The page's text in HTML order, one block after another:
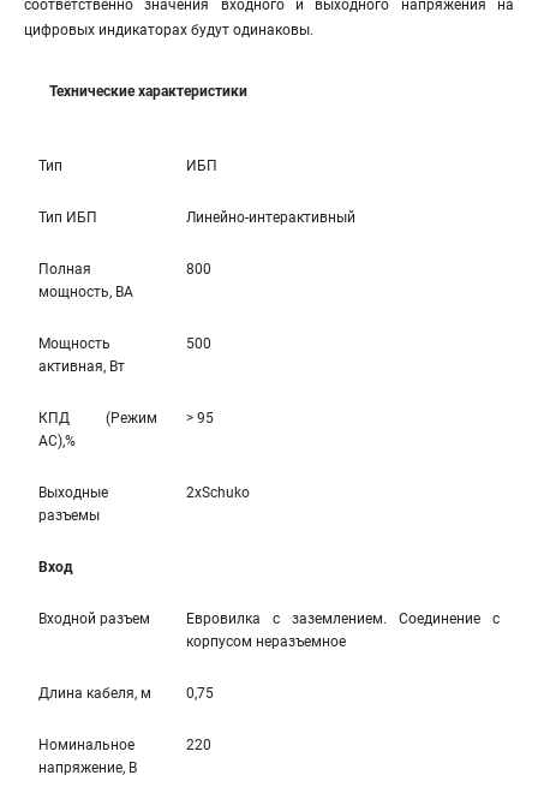
соответственно значения входного и выходного напряжения на
цифровых индикаторах будут одинаковы.
Технические характеристики
Тип ИБП
Тип ИБП Линейно-интерaктивный
Полная
мощность, ВА
800
Мощность
активная, Вт
500
КПД (Режим
AC),%
> 95
Выходные
разъемы
2xSchuko
Вход
Входной разъем
Евровилка с заземлением. Соединение с
корпусом неразъемное
Длина кабеля, м 0,75
Номинальное
напряжение, В
220